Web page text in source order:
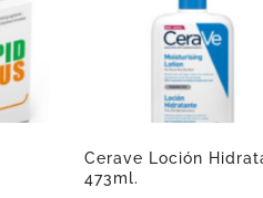
Cerave Loción
473ml.